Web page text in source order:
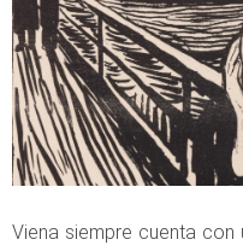
Viena siempre cuenta